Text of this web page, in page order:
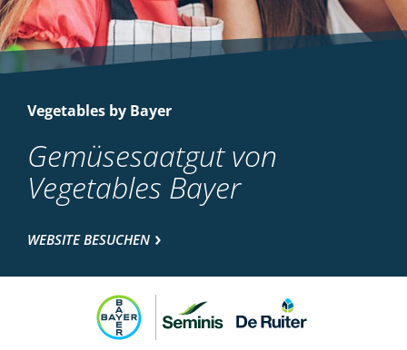
Vegetables by Bayer
Gemüsesaatgut von
Vegetables Bayer
WEBSITE BESUCHEN